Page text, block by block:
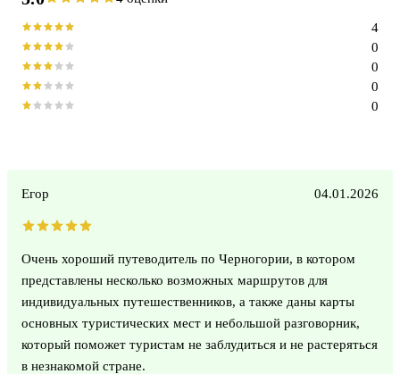
0
0
0
0
4
Егор 04.01.2026
Очень хороший путеводитель по Черногории, в котором
представлены несколько возможных маршрутов для
индивидуальных путешественников, а также даны карты
основных туристических мест и небольшой разговорник,
который поможет туристам не заблудиться и не растеряться
в незнакомой стране.